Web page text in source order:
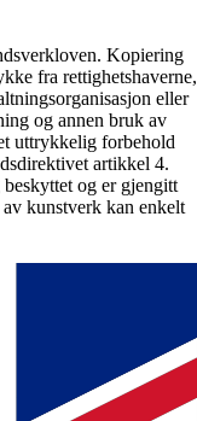
Kopiering
fra rettighetshaverne,
eller
og annen bruk av
uttrykkelig forbehold
artikkel 4.
og er gjengitt
kunstverk kan enkelt